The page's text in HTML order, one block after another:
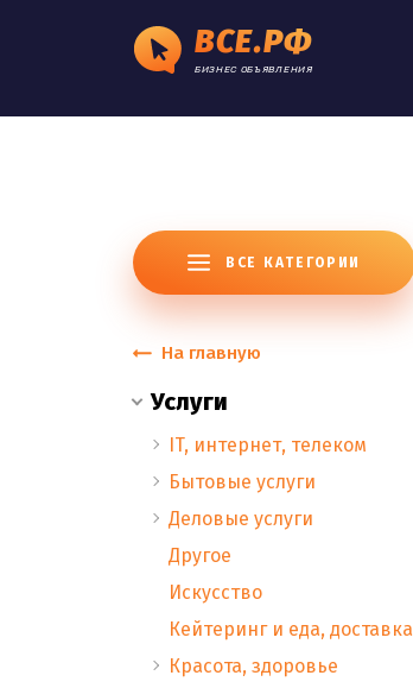
ВСЕ.РФ
БИЗНЕС ОБЪЯВЛЕНИЯ
ВСЕ КАТЕГОРИИ
На главную
Услуги
IT, интернет, телеком
Бытовые услуги
Деловые услуги
Другое
Искусство
Кейтеринг и еда, доставка
Красота, здоровье